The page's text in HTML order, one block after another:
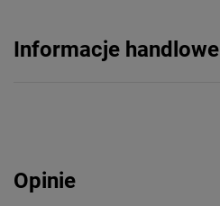
Informacje handlowe
Opinie